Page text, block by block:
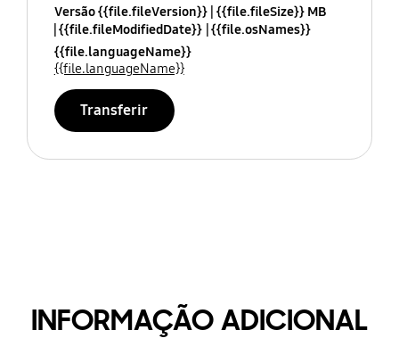
Versão {{file.fileVersion}} {{file.fileSize}} MB
{{file.fileModifiedDate}} {{file.osNames}}
{{file.languageName}}
{{file.languageName}}
Transferir
INFORMAÇÃO ADICIONAL